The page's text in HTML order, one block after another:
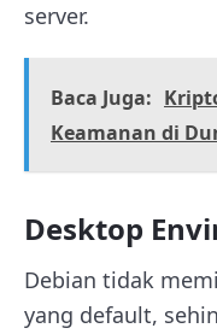
server.
Baca Juga:
Keamanan di
Desktop
Debian tidak
yang default,